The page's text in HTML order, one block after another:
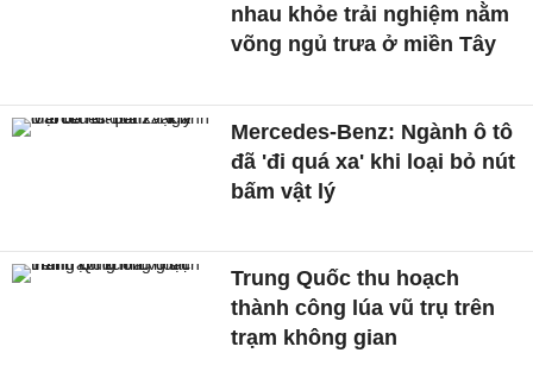
nhau khỏe trải nghiệm nằm
võng ngủ trưa ở miền Tây
Mercedes-Benz: Ngành ô tô
đã 'đi quá xa' khi loại bỏ nút
bấm vật lý
Trung Quốc thu hoạch
thành công lúa vũ trụ trên
trạm không gian